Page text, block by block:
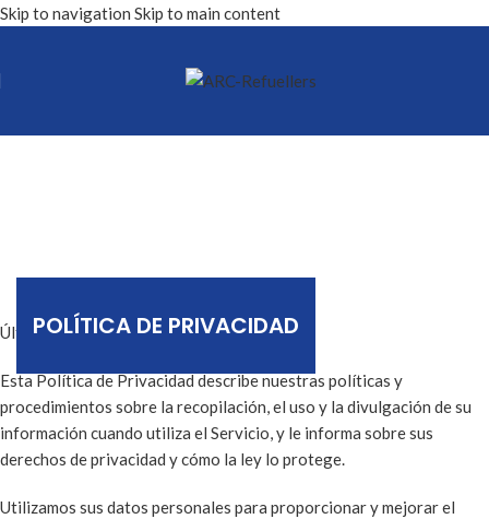
Skip to navigation Skip to main content
POLÍTICA DE PRIVACIDAD
Última actualización: 11 de agosto de 2025
Esta Política de Privacidad describe nuestras políticas y
procedimientos sobre la recopilación, el uso y la divulgación de su
información cuando utiliza el Servicio, y le informa sobre sus
derechos de privacidad y cómo la ley lo protege.
Utilizamos sus datos personales para proporcionar y mejorar el